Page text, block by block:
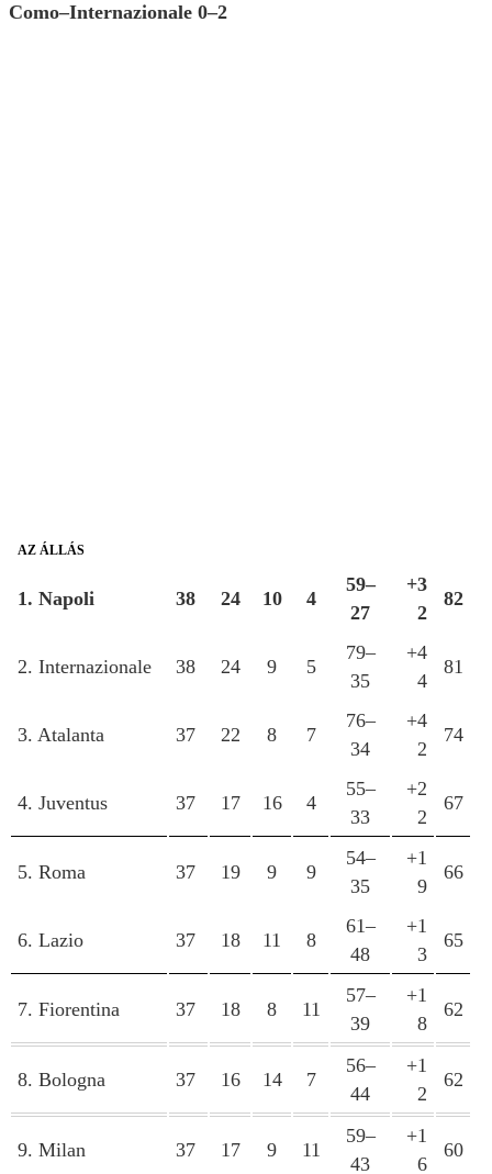
Como–Internazionale 0–2
AZ ÁLLÁS
1. Napoli 38 24 10 4
59–
27
+3
2
82
2. Internazionale 38 24 9 5
79–
35
+4
4
81
3. Atalanta 37 22 8 7
76–
34
+4
2
74
4. Juventus 37 17 16 4
55–
33
+2
2
67
5. Roma 37 19 9 9
54–
35
+1
9
66
6. Lazio 37 18 11 8
61–
48
+1
3
65
7. Fiorentina 37 18 8 11
57–
39
+1
8
62
8. Bologna 37 16 14 7
56–
44
+1
2
62
9. Milan 37 17 9 11
59–
43
+1
6
60